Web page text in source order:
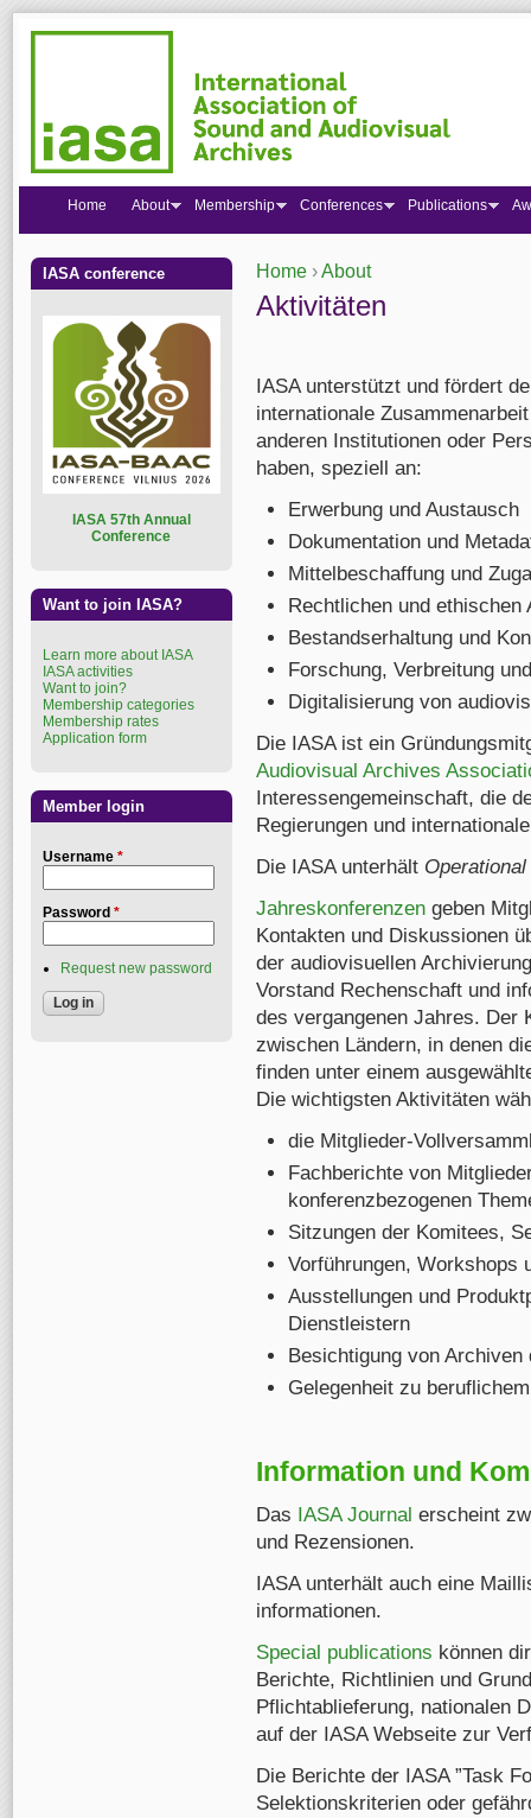
You are here
Home ›About
Aktivitäten
IASA unterstützt und fördert
internationale
anderen Institutionen oder
haben, speziell an:
Erwerbung und Austausch
Dokumentation und
Mittelbeschaffung und
Rechtlichen und ethischen
Bestandserhaltung und
Forschung, Verbreitung
Digitalisierung von
Die IASA ist ein
Audiovisual Archives
Interessengemeinschaft, die
Regierungen und
Die IASA unterhält
Jahreskonferenzen geben
Kontakten und Diskussionen
der audiovisuellen
Vorstand Rechenschaft und
des vergangenen Jahres. Der
zwischen Ländern, in denen
finden unter einem
Die wichtigsten Aktivitäten
die Mitglieder-
Fachberichte von
konferenzbezogenen
Sitzungen der Komitees,
Vorführungen, Workshops
Ausstellungen und
Dienstleistern
Besichtigung von Archiven
Gelegenheit zu
Information und
Das IASA Journal erscheint
und Rezensionen.
IASA unterhält auch eine
informationen.
Special publications können
Berichte, Richtlinien und
Pflichtablieferung, nationalen
auf der IASA Webseite zur
Die Berichte der IASA ”Task
Selektionskriterien oder
Home About Membership Conferences Publications
IASA conference
ASA 57th Annual
Conference
Want to join IASA?
Learn more about IASA
IASA activities
Want to join?
Membership categories
Membership rates
Application form
Member login
Username *
Password *
Request new password